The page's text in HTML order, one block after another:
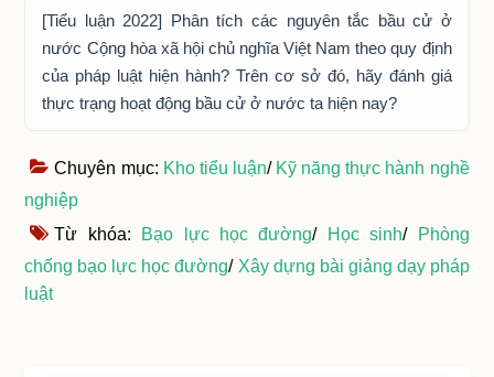
[Tiểu luận 2022] Phân tích các nguyên tắc bầu cử ở
nước Cộng hòa xã hội chủ nghĩa Việt Nam theo quy định
của pháp luật hiện hành? Trên cơ sở đó, hãy đánh giá
thực trạng hoạt động bầu cử ở nước ta hiện nay?
Chuyên mục: Kho tiểu luận/ Kỹ năng thực hành nghề
nghiệp
Từ khóa:
Bạo lực học đường/ Học sinh/
Phòng
chống bạo lực học đường/ Xây dựng bài giảng dạy pháp
luật